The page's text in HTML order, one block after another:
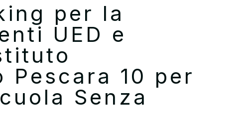
per la
UED e
Pescara 10 per
Senza